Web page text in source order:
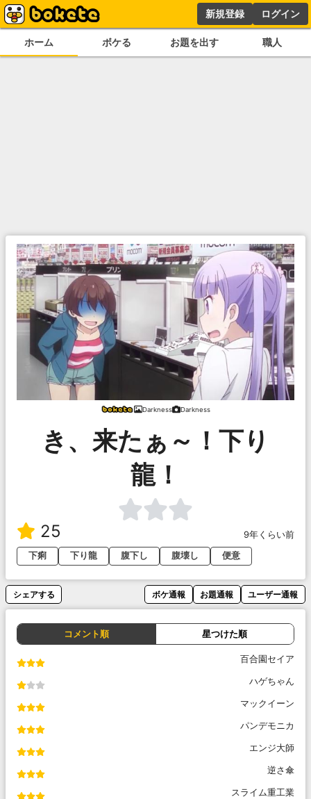
新規登録 ログイン
ホーム ボケる お題を出す 職人
Darkness Darkness
き、来たぁ～！下り
龍！
25
9年くらい前
下痢
下り龍 腹下し 腹壊し 便意
シェアする ボケ通報 お題通報 ユーザー通報
コメント順 星つけた順
百合園セイア
ハゲちゃん
マックイーン
パンデモニカ
エンジ大師
逆さ傘
スライム重工業